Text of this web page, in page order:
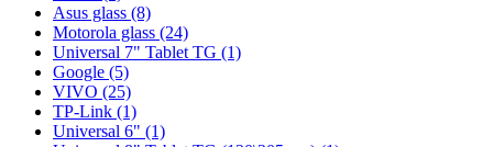
Asus glass (8)
Motorola glass (24)
Universal 7" Tablet TG (1)
Google (5)
VIVO (25)
TP-Link (1)
Universal 6" (1)